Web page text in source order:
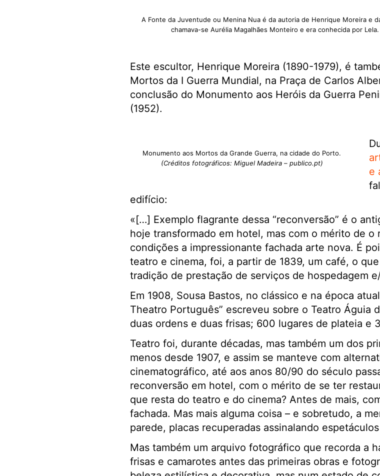
A Fonte da Juventude ou Menina Nua é da autoria de Henrique Moreira e
chamava-se Aurélia Magalhães Monteiro e era conhecida por Lela.
Este escultor, Henrique Moreira (1890-1979), é
Mortos da I Guerra Mundial, na Praça de Carlos
conclusão do Monumento aos Heróis da Guerra
(1952).
Monumento aos Mortos da Grande Guerra, na cidade do Porto.
(Créditos fotográficos: Miguel Madeira – publico.pt)
e
edifício:
«[…] Exemplo flagrante dessa “reconversão” é o
hoje transformado em hotel, mas com o mérito de
condições a impressionante fachada arte nova. É
teatro e cinema, foi, a partir de 1839, um café, o
tradição de prestação de serviços de hospedagem
Em 1908, Sousa Bastos, no clássico e na época
Theatro Português” escreveu sobre o Teatro Águia
duas ordens e duas frisas; 600 lugares de plateia e
Teatro foi, durante décadas, mas também um dos
menos desde 1907, e assim se manteve com
cinematográfico, até aos anos 80/90 do século
reconversão em hotel, com o mérito de se ter
que resta do teatro e do cinema? Antes de mais,
fachada. Mas mais alguma coisa – e sobretudo, a
parede, placas recuperadas assinalando
Mas também um arquivo fotográfico que recorda a
frisas e camarotes antes das primeiras obras e